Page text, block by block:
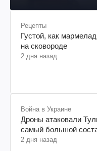
Рецепты
Густой, как
на сковороде
Война в Украине
Дроны атаковали
самый большой